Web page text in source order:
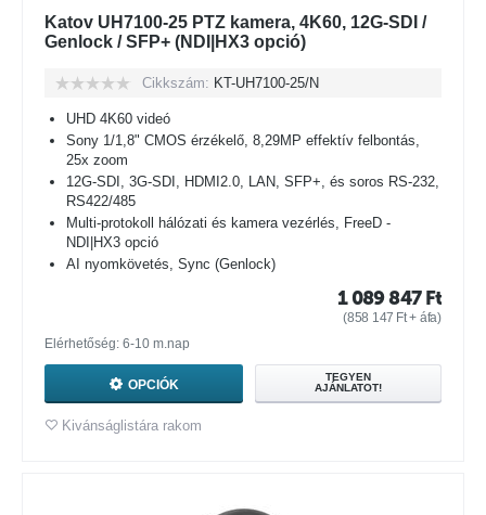
Katov UH7100-25 PTZ kamera, 4K60, 12G-SDI /
Genlock / SFP+ (NDI|HX3 opció)
Cikkszám: KT-UH7100-25/N
UHD 4K60 videó
Sony 1/1,8" CMOS érzékelő, 8,29MP effektív felbontás,
25x zoom
12G-SDI, 3G-SDI, HDMI2.0, LAN, SFP+, és soros RS-232,
RS422/485
Multi-protokoll hálózati és kamera vezérlés, FreeD -
NDI|HX3 opció
AI nyomkövetés, Sync (Genlock)
1 089 847 Ft
(858 147 Ft+ áfa)
Elérhetőség: 6-10 m.nap
OPCIÓK
TEGYEN
AJÁNLATOT!
Kivánságlistára rakom